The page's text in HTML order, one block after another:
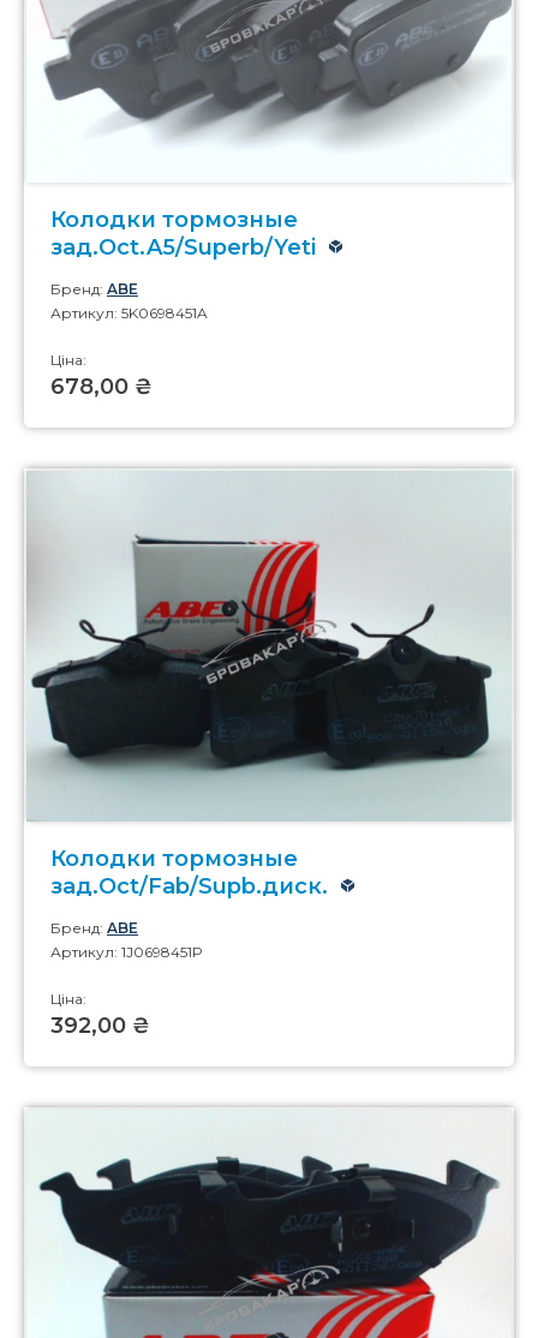
Колодки тормозные
зад.Oct.A5/Superb/Yeti
Бренд: ABE
Артикул: 5K0698451A
Ціна:
678,00 ₴
Колодки тормозные
зад.Oct/Fab/Supb.диск.
Бренд: ABE
Артикул: 1J0698451P
Ціна:
392,00 ₴